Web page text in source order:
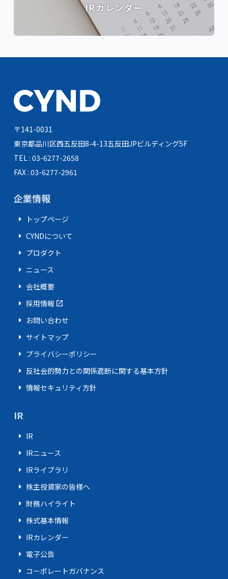
IRカレンダー
〒141-0031
東京都品川区西五反田8-4-13五反田JPビルディング5F
TEL : 03-6277-2658
FAX : 03-6277-2961
企業情報
arrow_right トップページ
arrow_right CYNDについて
arrow_right プロダクト
arrow_right ニュース
arrow_right 会社概要
arrow_right 採用情報 open_in_new
arrow_right お問い合わせ
arrow_right サイトマップ
arrow_right プライバシーポリシー
arrow_right 反社会的勢力との関係遮断に関する基本方針
arrow_right 情報セキュリティ方針
IR
arrow_right IR
arrow_right IRニュース
arrow_right IRライブラリ
arrow_right 株主投資家の皆様へ
arrow_right 財務ハイライト
arrow_right 株式基本情報
arrow_right IRカレンダー
arrow_right 電子公告
arrow_right コーポレートガバナンス